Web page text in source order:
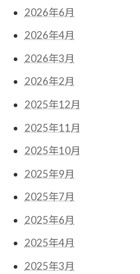
2026年6月
2026年4月
2026年3月
2026年2月
2025年12月
2025年11月
2025年10月
2025年9月
2025年7月
2025年6月
2025年4月
2025年3月